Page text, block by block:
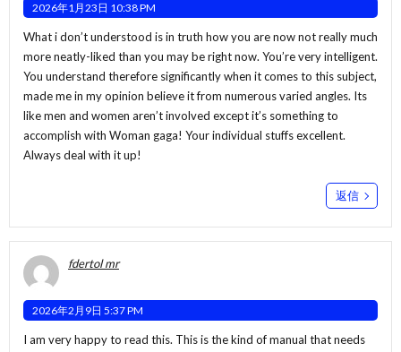
2026年1月23日 10:38 PM
What i don’t understood is in truth how you are now not really much
more neatly-liked than you may be right now. You’re very intelligent.
You understand therefore significantly when it comes to this subject,
made me in my opinion believe it from numerous varied angles. Its
like men and women aren’t involved except it’s something to
accomplish with Woman gaga! Your individual stuffs excellent.
Always deal with it up!
返信
fdertol mr
2026年2月9日 5:37 PM
I am very happy to read this. This is the kind of manual that needs